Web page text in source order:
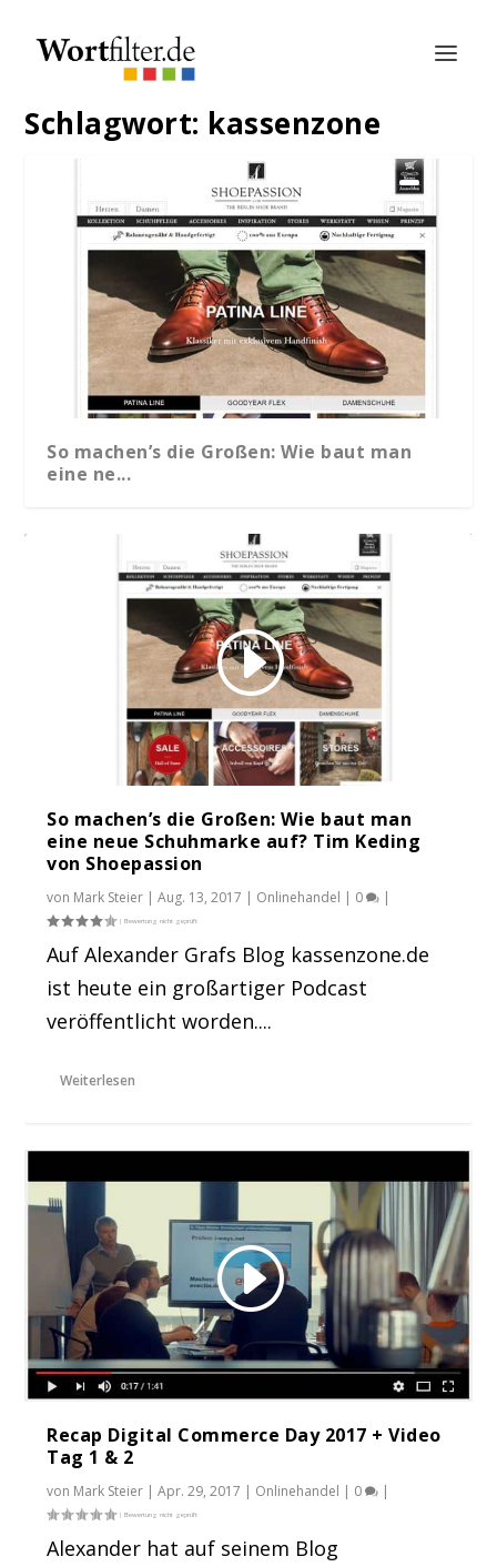
Schlagwort: kassenzone
So machen’s die Großen: Wie baut man
eine ne...
Tag 1 ...
Alternative fü...
So machen’s die Großen: Wie baut man
eine neue Schuhmarke auf? Tim Keding
von Shoepassion
von Mark Steier |Aug. 13, 2017 | Onlinehandel | 0 |
Auf Alexander Grafs Blog kassenzone.de
ist heute ein großartiger Podcast
veröffentlicht worden....
Weiterlesen
Recap Digital Commerce Day 2017 + Video
Tag 1 & 2
von Mark Steier |Apr. 29, 2017 | Onlinehandel | 0 |
Alexander hat auf seinem Blog